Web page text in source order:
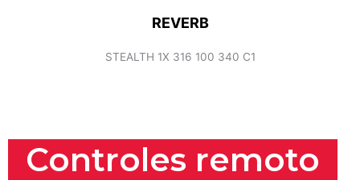
REVERB
STEALTH 1X 316 100 340 C1
Controles remoto